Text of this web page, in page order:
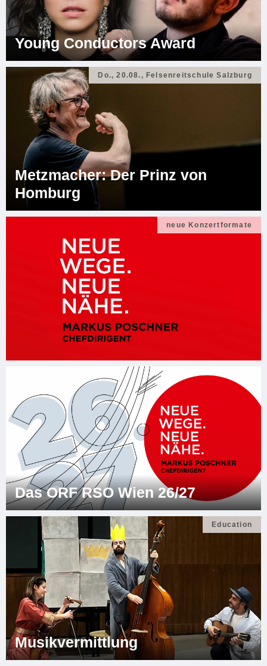
Young Conductors Award
Do., 20.08., Felsenreitschule Salzburg
Metzmacher: Der Prinz von
Homburg
neue Konzertformate
Das ORF RSO Wien 26/27
Education
Musikvermittlung